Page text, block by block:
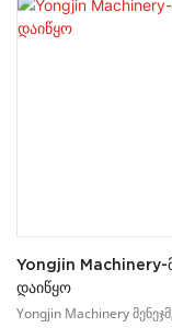
Yongjin Machinery-Მ
Დაიწყო
Yongjin Machinery